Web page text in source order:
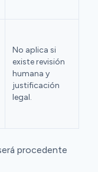
No aplica si
existe revisión
humana y
justificación
legal.
procedente